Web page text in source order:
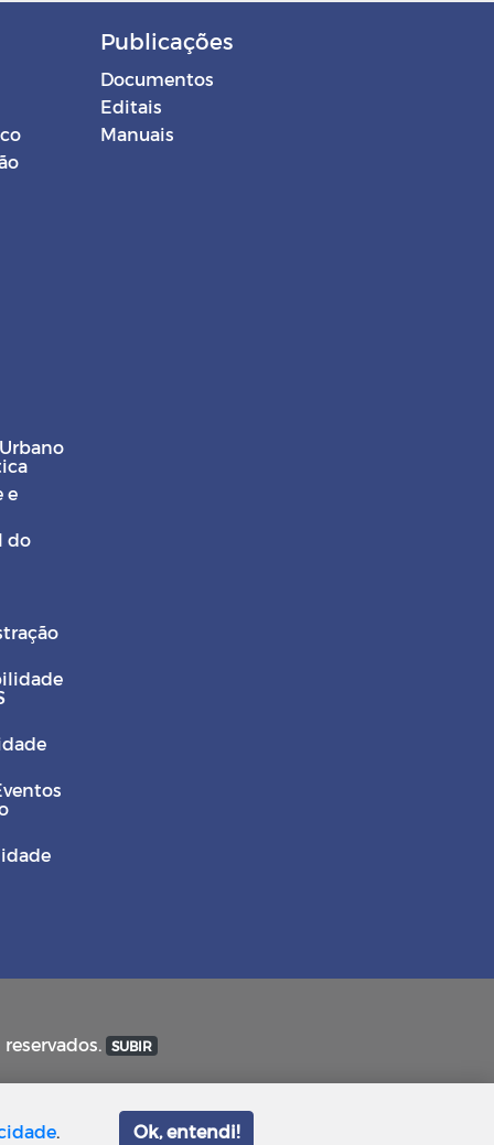
Publicações
Documentos
Editais
Manuais
e
do
SUBIR
. Ok, entendi!